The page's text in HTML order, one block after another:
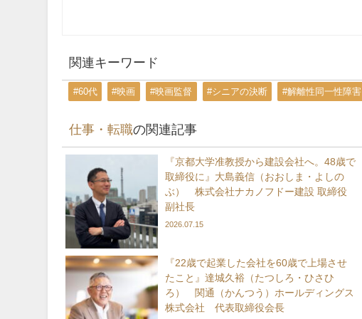
関連キーワード
#60代 #映画 #映画監督 #シニアの決断 #解離性同一性障害
仕事・転職の関連記事
『京都大学准教授から建設会社へ。48歳で
取締役に』大島義信（おおしま・よしの
ぶ） 株式会社ナカノフドー建設 取締役
副社長
2026.07.15
『22歳で起業した会社を60歳で上場させ
たこと』達城久裕（たつしろ・ひさひ
ろ） 関通（かんつう）ホールディングス
株式会社 代表取締役会長